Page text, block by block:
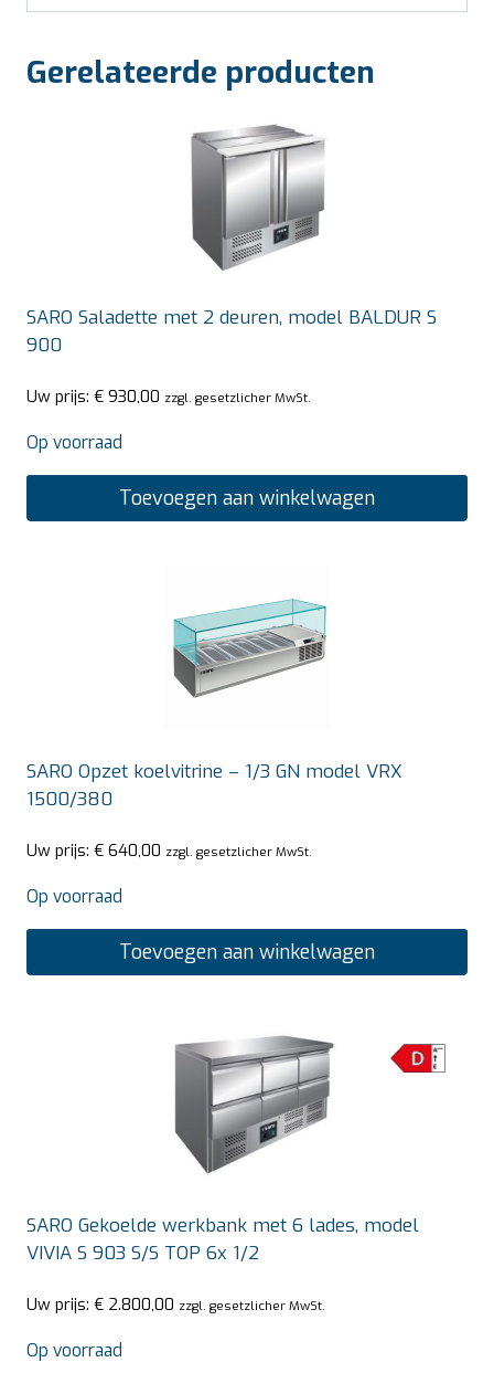
Gerelateerde producten
SARO Saladette met 2 deuren, model BALDUR S
900
Uw prijs: € 930,00 zzgl. gesetzlicher MwSt.
Op voorraad
Toevoegen aan winkelwagen
SARO Opzet koelvitrine – 1/3 GN model VRX
1500/380
Uw prijs: € 640,00 zzgl. gesetzlicher MwSt.
Op voorraad
Toevoegen aan winkelwagen
SARO Gekoelde werkbank met 6 lades, model
VIVIA S 903 S/S TOP 6x 1/2
Uw prijs: € 2.800,00 zzgl. gesetzlicher MwSt.
Op voorraad